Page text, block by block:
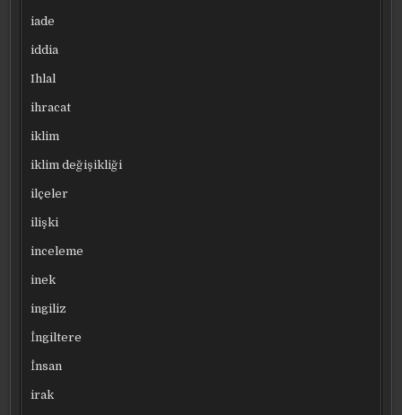
iade
iddia
Ihlal
ihracat
iklim
iklim değişikliği
ilçeler
ilişki
inceleme
inek
ingiliz
İngiltere
İnsan
irak